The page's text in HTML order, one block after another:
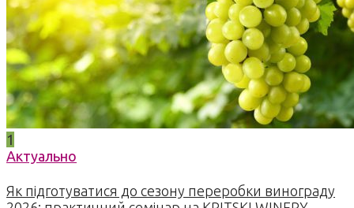
1
Актуально
Як підготуватися до сезону переробки винограду